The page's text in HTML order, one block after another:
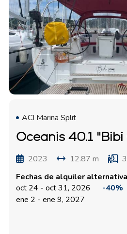
ACI Marina Split
Oceanis 40.1 "Bibi
2023 12.87 m 3
Fechas de alquiler
oct 24 - oct 31, 2026
-40%
ene 2 - ene 9, 2027